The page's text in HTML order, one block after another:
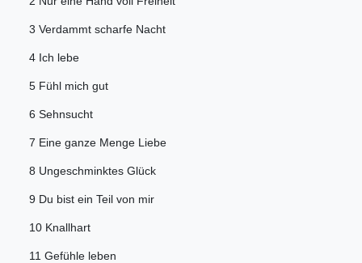
3 Verdammt scharfe Nacht
4 Ich lebe
5 Fühl mich gut
6 Sehnsucht
7 Eine ganze Menge Liebe
8 Ungeschminktes Glück
9 Du bist ein Teil von mir
10 Knallhart
11 Gefühle leben